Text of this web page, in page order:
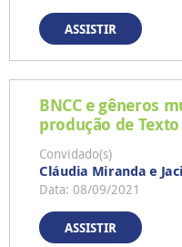
ASSISTIR
BNCC e gêneros
produção de Texto
Convidado(s)
Cláudia Miranda e
Data: 08/09/2021
ASSISTIR